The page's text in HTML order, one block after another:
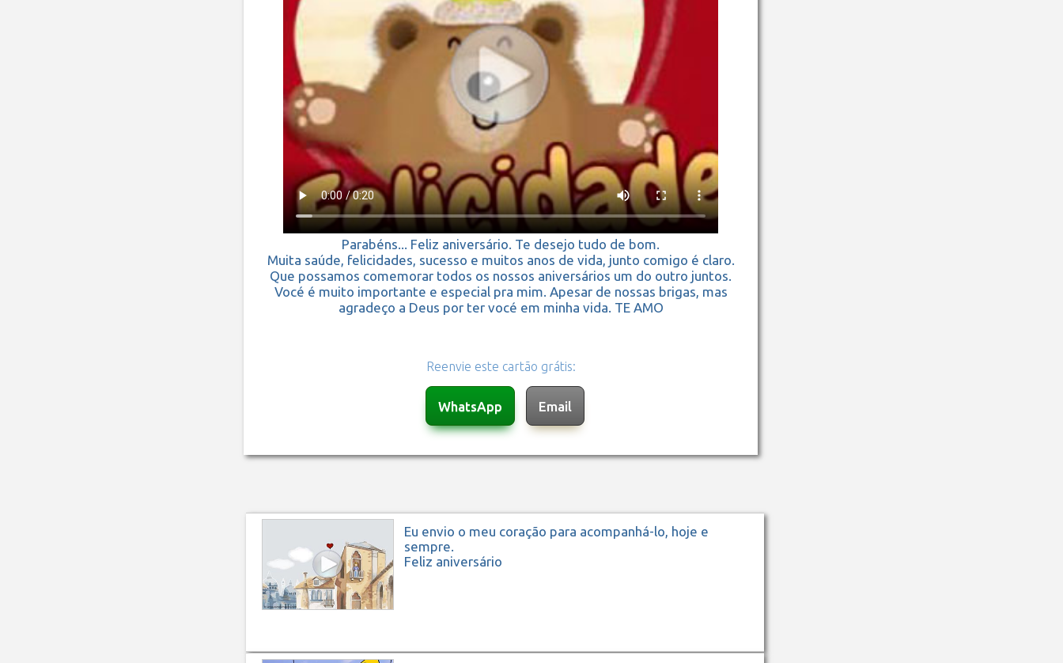
Parabéns... Feliz aniversário. Te desejo tudo de bom.
Muita saúde, felicidades, sucesso e muitos anos de vida, junto comigo é claro.
Que possamos comemorar todos os nossos aniversários um do outro juntos.
Vocé é muito importante e especial pra mim. Apesar de nossas brigas, mas
agradeço a Deus por ter vocé em minha vida. TE AMO
Reenvie este cartão grátis:
Eu envio o meu coração para acompanhá-lo, hoje e
sempre.
Feliz aniversário